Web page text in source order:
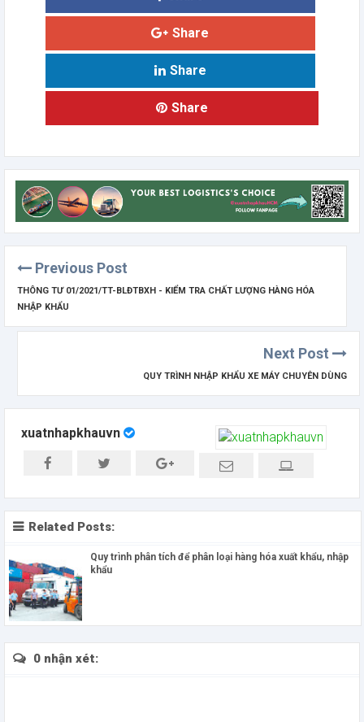
Share
Share
Share
Previous Post
THÔNG TƯ 01/2021/TT-BLĐTBXH - KIỂM TRA CHẤT LƯỢNG HÀNG HÓA
NHẬP KHẨU
Next Post
QUY TRÌNH NHẬP KHẨU XE MÁY CHUYÊN DÙNG
xuatnhapkhauvn
Related Posts:
Quy trình phân tích để phân loại hàng hóa xuất khẩu, nhập
khẩu
0 nhận xét: